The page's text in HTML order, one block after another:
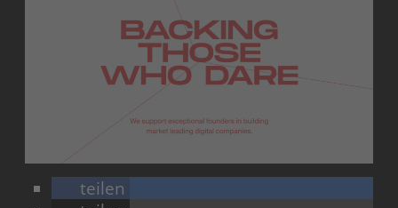
teilen